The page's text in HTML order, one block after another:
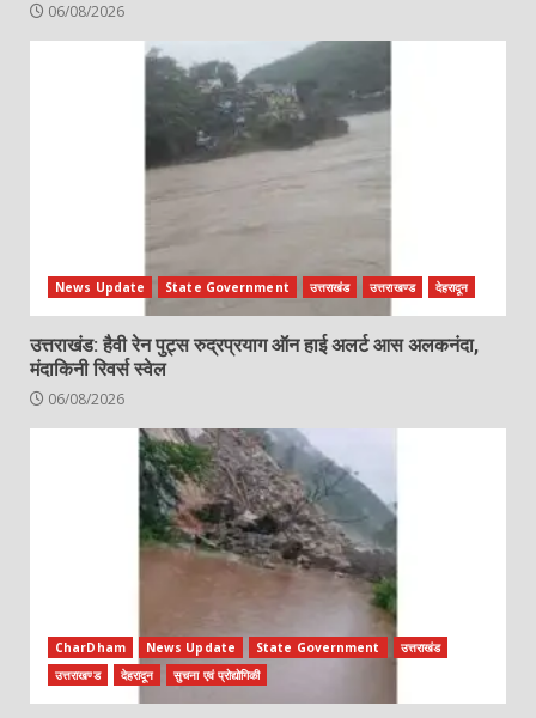
06/08/2026
News Update State Government उत्तराखंड उत्तराखण्ड देहरादून
उत्तराखंड: हैवी रेन पुट्स रुद्रप्रयाग ऑन हाई अलर्ट आस अलकनंदा,
मंदाकिनी रिवर्स स्वेल
06/08/2026
CharDham News Update State Government
उत्तराखंड
उत्तराखण्ड
देहरादून सुचना एवं प्रोद्योगिकी